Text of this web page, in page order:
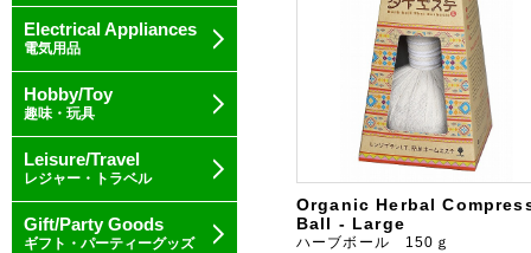
Electrical Appliances
電気用品
Hobby/Toy
趣味・玩具
Leisure/Travel
レジャー・トラベル
Gift/Party Goods
ギフト・パーティーグッズ
Organic Herbal
Ball - Large
ハーブボール 150ｇ